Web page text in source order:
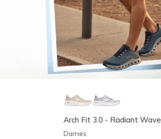
Arch Fit 3.0 - Radiant Wave
Dames